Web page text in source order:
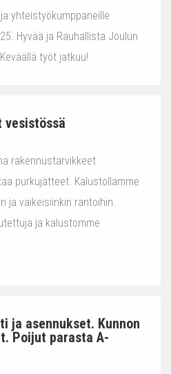
yhteistyökumppaneille
Hyvää ja Rauhallista Joulun
työt jatkuu!
vesistössä
rakennustarvikkeet
purkujätteet. Kalustollamme
ja vaikeisiinkin rantoihin.
ja kalustomme
ja asennukset. Kunnon
Poijut parasta A-